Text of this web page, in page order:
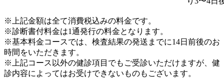
※上記金額は全て消費税込みの料金です。
※診断書付料金は1通発行の料金となります。
※基本料金コースでは、検査結果の発送までに14日前後のお
時間をいただきます。
※上記コース以外の健診項目でもご受診いただけますが、健
診内容によってはお受けできないものもございます。